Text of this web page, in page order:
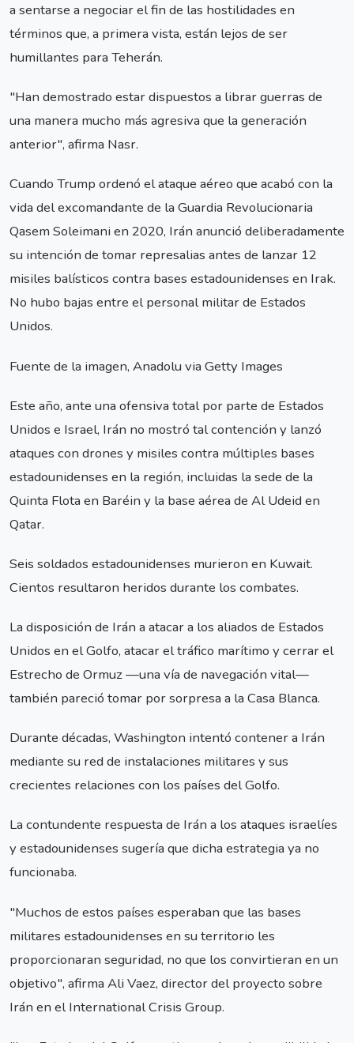
a sentarse a negociar el fin de las hostilidades en
términos que, a primera vista, están lejos de ser
humillantes para Teherán.
"Han demostrado estar dispuestos a librar guerras de
una manera mucho más agresiva que la generación
anterior", afirma Nasr.
Cuando Trump ordenó el ataque aéreo que acabó con la
vida del excomandante de la Guardia Revolucionaria
Qasem Soleimani en 2020, Irán anunció deliberadamente
su intención de tomar represalias antes de lanzar 12
misiles balísticos contra bases estadounidenses en Irak.
No hubo bajas entre el personal militar de Estados
Unidos.
Fuente de la imagen, Anadolu via Getty Images
Este año, ante una ofensiva total por parte de Estados
Unidos e Israel, Irán no mostró tal contención y lanzó
ataques con drones y misiles contra múltiples bases
estadounidenses en la región, incluidas la sede de la
Quinta Flota en Baréin y la base aérea de Al Udeid en
Qatar.
Seis soldados estadounidenses murieron en Kuwait.
Cientos resultaron heridos durante los combates.
La disposición de Irán a atacar a los aliados de Estados
Unidos en el Golfo, atacar el tráfico marítimo y cerrar el
Estrecho de Ormuz —una vía de navegación vital—
también pareció tomar por sorpresa a la Casa Blanca.
Durante décadas, Washington intentó contener a Irán
mediante su red de instalaciones militares y sus
crecientes relaciones con los países del Golfo.
La contundente respuesta de Irán a los ataques israelíes
y estadounidenses sugería que dicha estrategia ya no
funcionaba.
"Muchos de estos países esperaban que las bases
militares estadounidenses en su territorio les
proporcionaran seguridad, no que los convirtieran en un
objetivo", afirma Ali Vaez, director del proyecto sobre
Irán en el International Crisis Group.